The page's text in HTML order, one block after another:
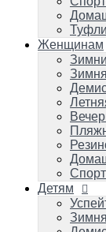
Детям
Женщинам
Детям